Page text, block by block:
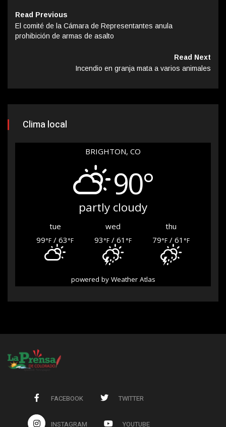
Read Previous
El comité de la Cámara de Representantes anula
prohibición de armas de asalto
Read Next
Incendio en granja mata a varios animales
Clima local
BRIGHTON, CO
90°
partly cloudy
tue wed
thu
99°F / 63°F 93°F/ 61 °F 79°F/ 61 °F
powered by Weather Atlas
FACEBOOK TWITTER
INSTAGRAM YOUTUBE